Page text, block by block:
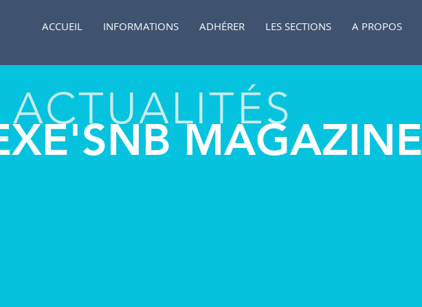
ACCUEIL INFORMATIONS ADHÉRER LES SECTIONS A PROPOS
ACTUALITÉS
MAGAZINE